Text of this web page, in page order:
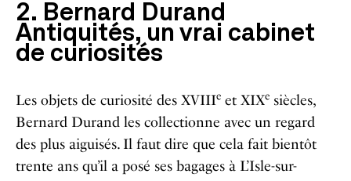
2. Bernard Durand
Antiquités, un vrai cabinet
de curiosités
Les objets de curiosité des XVIIIe et XIXe siècles,
Bernard Durand les collectionne avec un regard
des plus aiguisés. Il faut dire que cela fait bientôt
trente ans qu’il a posé ses bagages à L’Isle-sur-